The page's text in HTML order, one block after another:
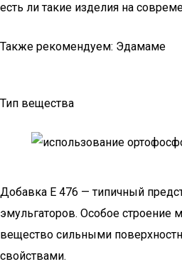
есть ли такие изделия на
Также рекомендуем: Эдамаме
Тип вещества
Добавка Е 476 — типичный
эмульгаторов. Особое строение
вещество сильными
свойствами.